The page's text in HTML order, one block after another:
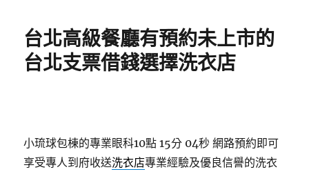
台北高級餐廳有預約未上市的
台北支票借錢選擇洗衣店
小琉球包棟的專業眼科10點 15分 04秒 網路預約即可
享受專人到府收送洗衣店專業經驗及優良信譽的洗衣